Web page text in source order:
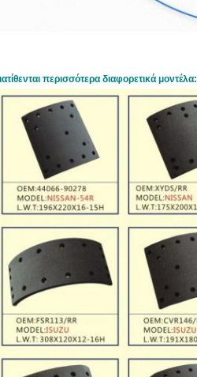
περισσότερα διαφορετικά μοντέλα: